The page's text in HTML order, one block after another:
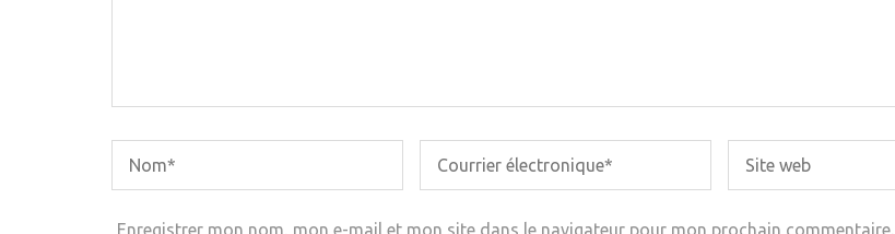
Enregistrer mon nom, mon e-mail et mon site dans le navigateur pour mon prochain commentaire.